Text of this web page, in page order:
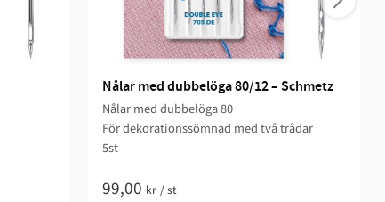
Nålar med dubbelöga 80/12 – Schmetz
Nålar med dubbelöga 80
För dekorationssömnad med två trådar
5st
99,00 kr /st